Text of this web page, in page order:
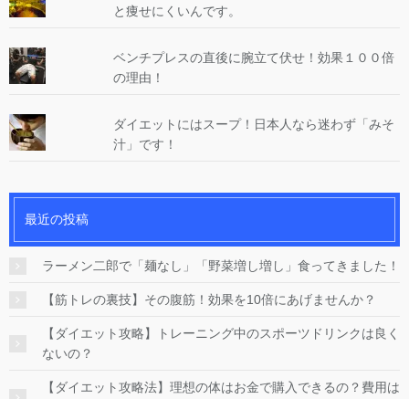
と痩せにくいんです。
ベンチプレスの直後に腕立て伏せ！効果１００倍
の理由！
ダイエットにはスープ！日本人なら迷わず「みそ
汁」です！
最近の投稿
ラーメン二郎で「麺なし」「野菜増し増し」食ってきました！
【筋トレの裏技】その腹筋！効果を10倍にあげませんか？
【ダイエット攻略】トレーニング中のスポーツドリンクは良く
ないの？
【ダイエット攻略法】理想の体はお金で購入できるの？費用は